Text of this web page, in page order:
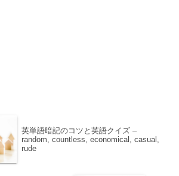
英単語暗記のコツと英語クイズ –
random, countless, economical, casual,
rude